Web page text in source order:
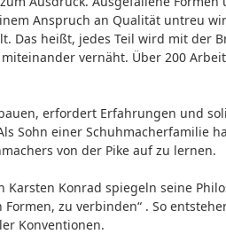
Anspruch an Qualität untreu
Das heißt, jedes Teil wird mit der
vernäht. Über 200
erfordert Erfahrungen und
Sohn einer Schuhmacherfamilie
von der Pike auf zu lernen.
Konrad spiegeln seine
zu verbinden“ . So
Konventionen.